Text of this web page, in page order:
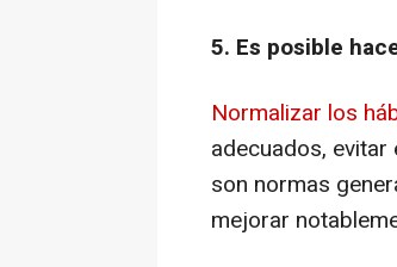
5. Es posible
Normalizar los
adecuados,
son normas
mejorar